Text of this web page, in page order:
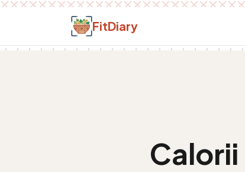
Salt la conținut
FitDiary
Calorii